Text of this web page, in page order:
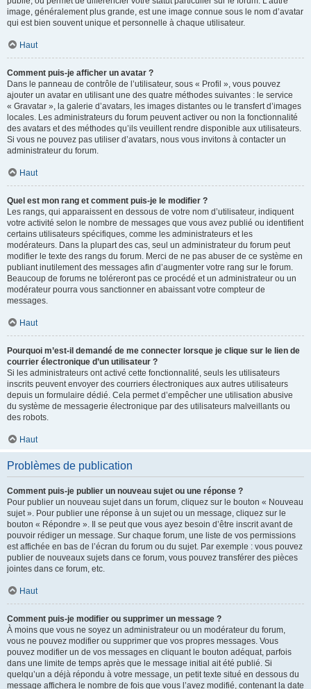
image, généralement plus grande, est une image connue sous le nom d’avatar
qui est bien souvent unique et personnelle à chaque utilisateur.
Haut
Comment puis-je afficher un avatar ?
Dans le panneau de contrôle de l’utilisateur, sous « Profil », vous pouvez
ajouter un avatar en utilisant une des quatre méthodes suivantes : le service
« Gravatar », la galerie d’avatars, les images distantes ou le transfert d’images
locales. Les administrateurs du forum peuvent activer ou non la fonctionnalité
des avatars et des méthodes qu’ils veuillent rendre disponible aux utilisateurs.
Si vous ne pouvez pas utiliser d’avatars, nous vous invitons à contacter un
administrateur du forum.
Haut
Quel est mon rang et comment puis-je le modifier ?
Les rangs, qui apparaissent en dessous de votre nom d’utilisateur, indiquent
votre activité selon le nombre de messages que vous avez publié ou identifient
certains utilisateurs spécifiques, comme les administrateurs et les
modérateurs. Dans la plupart des cas, seul un administrateur du forum peut
modifier le texte des rangs du forum. Merci de ne pas abuser de ce système en
publiant inutilement des messages afin d’augmenter votre rang sur le forum.
Beaucoup de forums ne toléreront pas ce procédé et un administrateur ou un
modérateur pourra vous sanctionner en abaissant votre compteur de
messages.
Haut
Pourquoi m’est-il demandé de me connecter lorsque je clique sur le lien de
courrier électronique d’un utilisateur ?
Si les administrateurs ont activé cette fonctionnalité, seuls les utilisateurs
inscrits peuvent envoyer des courriers électroniques aux autres utilisateurs
depuis un formulaire dédié. Cela permet d’empêcher une utilisation abusive
du système de messagerie électronique par des utilisateurs malveillants ou
des robots.
Haut
Problèmes de publication
Comment puis-je publier un nouveau sujet ou une réponse ?
Pour publier un nouveau sujet dans un forum, cliquez sur le bouton « Nouveau
sujet ». Pour publier une réponse à un sujet ou un message, cliquez sur le
bouton « Répondre ». Il se peut que vous ayez besoin d’être inscrit avant de
pouvoir rédiger un message. Sur chaque forum, une liste de vos permissions
est affichée en bas de l’écran du forum ou du sujet. Par exemple : vous pouvez
publier de nouveaux sujets dans ce forum, vous pouvez transférer des pièces
jointes dans ce forum, etc.
Haut
Comment puis-je modifier ou supprimer un message ?
À moins que vous ne soyez un administrateur ou un modérateur du forum,
vous ne pouvez modifier ou supprimer que vos propres messages. Vous
pouvez modifier un de vos messages en cliquant le bouton adéquat, parfois
dans une limite de temps après que le message initial ait été publié. Si
quelqu’un a déjà répondu à votre message, un petit texte situé en dessous du
message affichera le nombre de fois que vous l’avez modifié, contenant la date